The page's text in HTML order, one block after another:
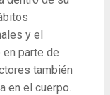
y el
parte de
también
en el cuerpo.